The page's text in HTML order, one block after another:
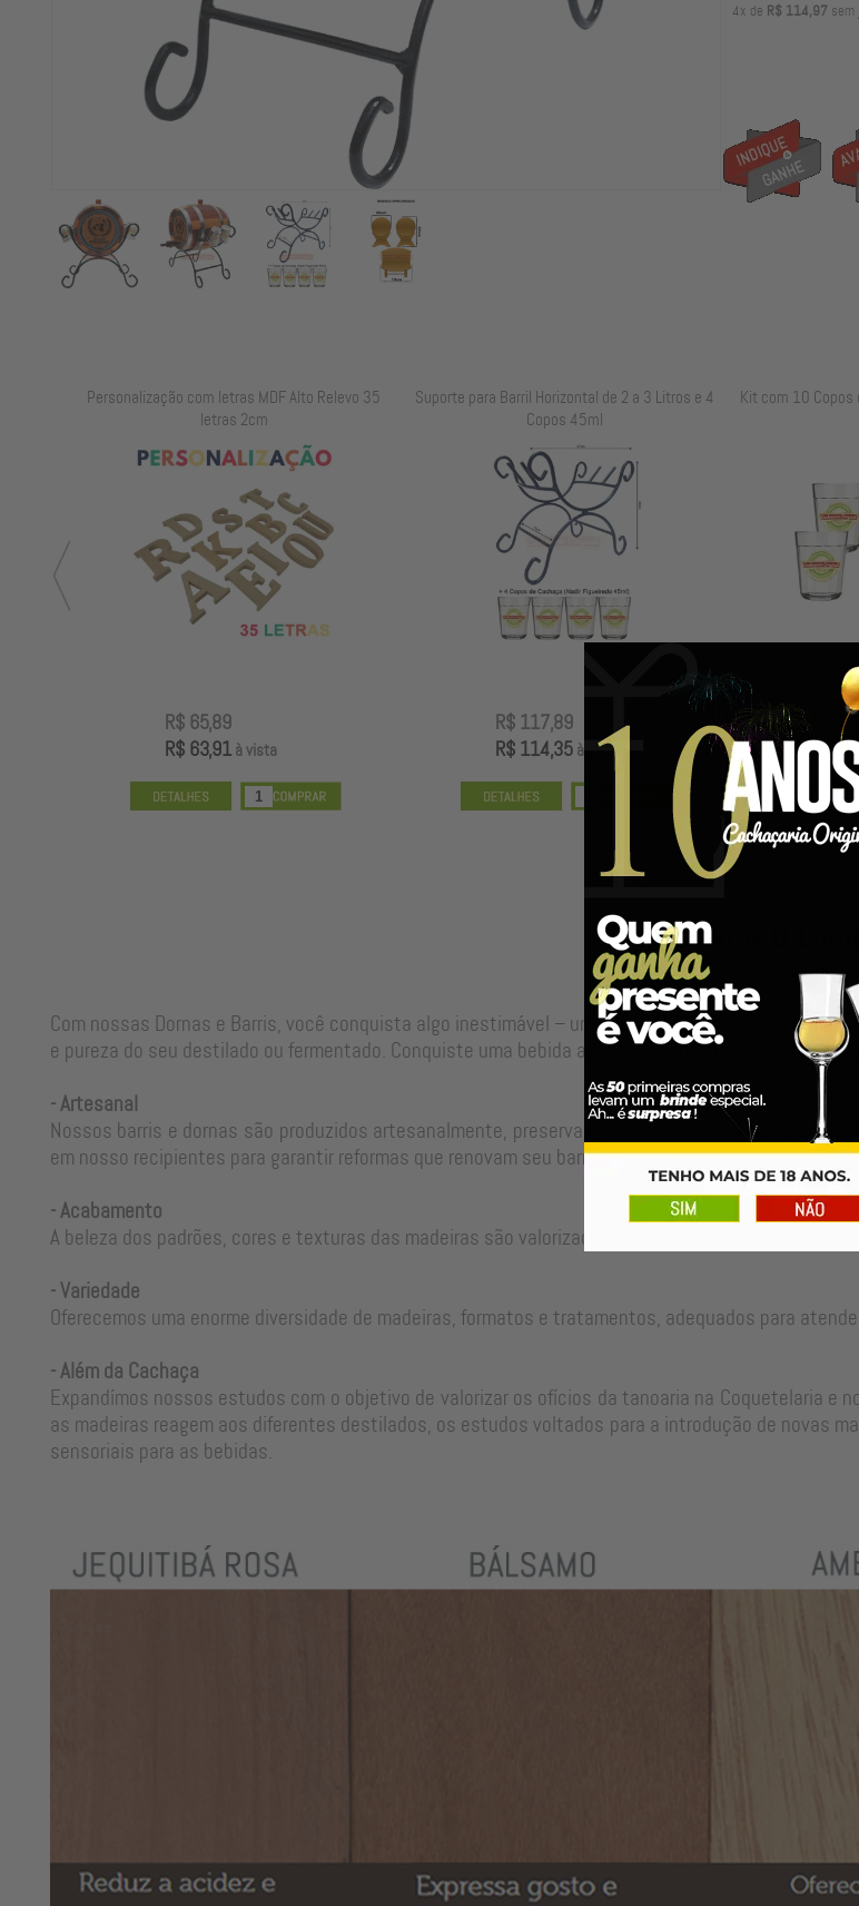
4x de R$ 114,97 sem
Suporte para Barril Horizontal de 2 a 3 Litros e 4
Copos 45ml
R$ 117,89
R$ 114,35 à vista
Kit com 10 Copos de Cachaça 45ml - Cachaçaria
Original
R$ 99,00
R$ 96,03à vista
Personalização
Fotos
R$
Nossos Barris & Dornas
Com nossas Dornas e Barris, você conquista algo inestimável – uma alma para sua bebida,
e pureza do seu destilado ou fermentado. Conquiste uma bebida autêntica, valor que só o
- Artesanal
Nossos barris e dornas são produzidos artesanalmente, preservando as técnicas tradicionais da
em nosso recipientes para garantir reformas que renovam seu barril para um longo período de uso.
- Acabamento
A beleza dos padrões, cores e texturas das madeiras são valorizadas no ajuste perfeito de cada
- Variedade
Oferecemos uma enorme diversidade de madeiras, formatos e tratamentos, adequados para
- Além da Cachaça
Expandímos nossos estudos com o objetivo de valorizar os ofícios da tanoaria na Coquetelaria e
as madeiras reagem aos diferentes destilados, os estudos voltados para a introdução de novas
sensoriais para as bebidas.